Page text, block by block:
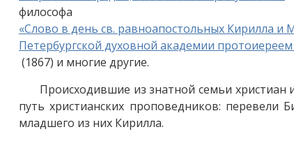
философа
«Слово в день св. равноапостольных Кирилла и
Петербургской духовной академии
(1867) и многие другие.
Происходившие из знатной семьи
путь христианских проповедников: перевели
младшего из них Кирилла.